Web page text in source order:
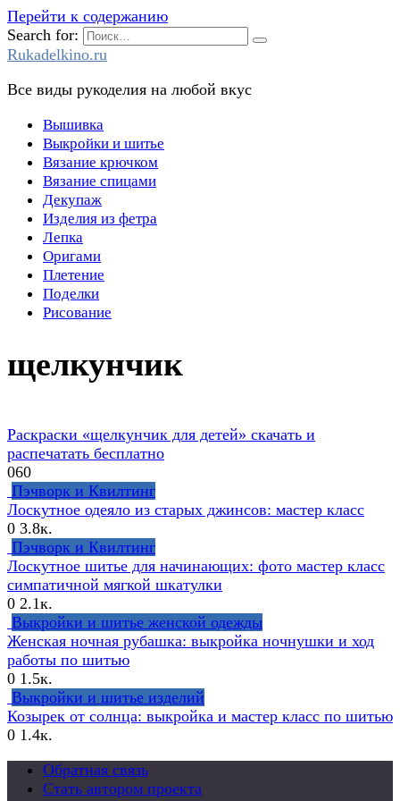
Перейти к содержанию
Search for:
Rukadelkino.ru
Все виды рукоделия на любой вкус
Вышивка
Выкройки и шитье
Вязание крючком
Вязание спицами
Декупаж
Изделия из фетра
Лепка
Оригами
Плетение
Поделки
Рисование
щелкунчик
Раскраски «щелкунчик для детей» скачать и
распечатать бесплатно
060
Пэчворк и Квилтинг
Лоскутное одеяло из старых джинсов: мастер класс
0 3.8к.
Пэчворк и Квилтинг
Лоскутное шитье для начинающих: фото мастер класс
симпатичной мягкой шкатулки
0 2.1к.
Выкройки и шитье женской одежды
Женская ночная рубашка: выкройка ночнушки и ход
работы по шитью
0 1.5к.
Выкройки и шитье изделий
Козырек от солнца: выкройка и мастер класс по шитью
0 1.4к.
Обратная связь
Стать автором проекта